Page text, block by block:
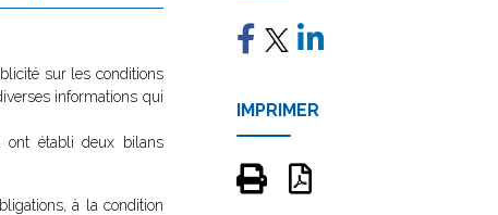
sur les conditions
informations qui
ont établi deux bilans
à la condition
IMPRIMER